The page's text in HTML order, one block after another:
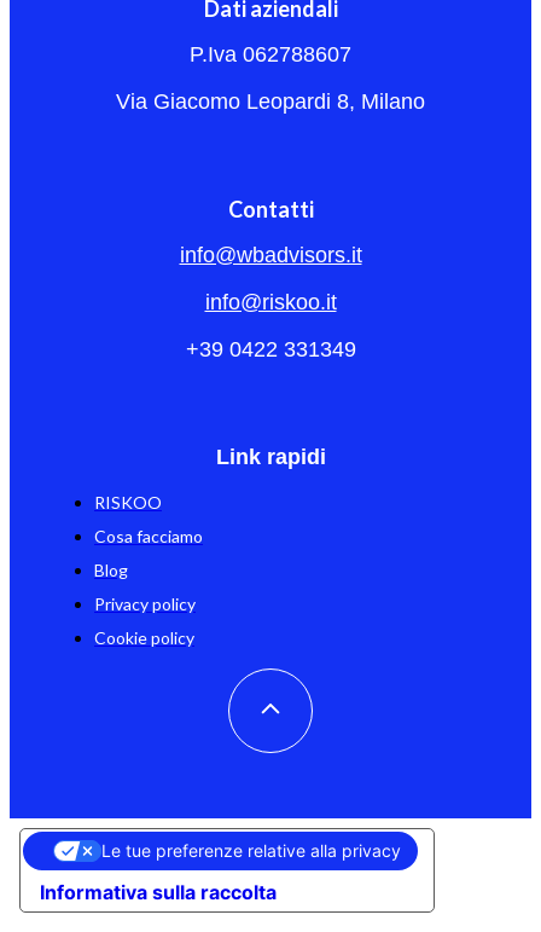
Dati aziendali
P.Iva 062788607
Via Giacomo Leopardi 8, Milano
Contatti
info@wbadvisors.it
info@riskoo.it
+39 0422 331349
Link rapidi
RISKOO
Cosa facciamo
Blog
Privacy policy
Cookie policy
Informativa sulla raccolta
Le tue preferenze relative alla privacy